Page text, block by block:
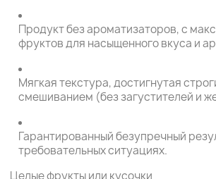
Продукт без ароматизаторов, с
фруктов для насыщенного вкуса и
Мягкая текстура, достигнутая
смешиванием (без загустителей и
Гарантированный безупречный
требовательных ситуациях.
Целые фрукты или кусочки